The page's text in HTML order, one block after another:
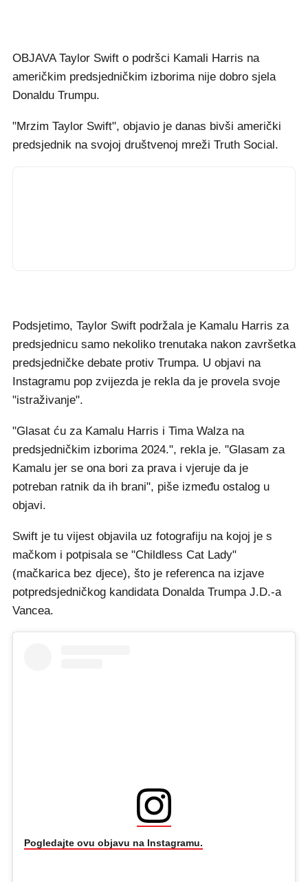
OBJAVA Taylor Swift o podršci Kamali Harris na
američkim predsjedničkim izborima nije dobro sjela
Donaldu Trumpu.
"Mrzim Taylor Swift", objavio je danas bivši američki
predsjednik na svojoj društvenoj mreži Truth Social.
Podsjetimo, Taylor Swift podržala je Kamalu Harris za
predsjednicu samo nekoliko trenutaka nakon završetka
predsjedničke debate protiv Trumpa. U objavi na
Instagramu pop zvijezda je rekla da je provela svoje
"istraživanje".
"Glasat ću za Kamalu Harris i Tima Walza na
predsjedničkim izborima 2024.", rekla je. "Glasam za
Kamalu jer se ona bori za prava i vjeruje da je
potreban ratnik da ih brani", piše između ostalog u
objavi.
Swift je tu vijest objavila uz fotografiju na kojoj je s
mačkom i potpisala se "Childless Cat Lady"
(mačkarica bez djece), što je referenca na izjave
potpredsjedničkog kandidata Donalda Trumpa J.D.-a
Vancea.
Pogledajte ovu objavu na Instagramu.